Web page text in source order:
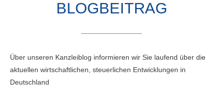
BLOGBEITRAG
Über unseren Kanzleiblog informieren wir Sie laufend über die
aktuellen wirtschaftlichen, steuerlichen Entwicklungen in
Deutschland